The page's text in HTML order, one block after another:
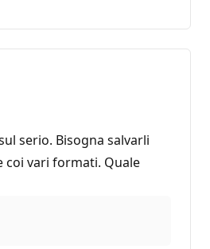
serio. Bisogna salvarli
coi vari formati. Quale